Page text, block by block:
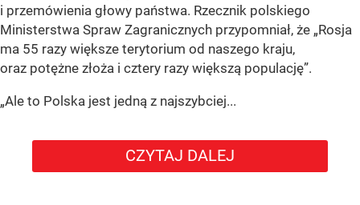
i przemówienia głowy państwa. Rzecznik polskiego
Ministerstwa Spraw Zagranicznych przypomniał, że „Rosja
ma 55 razy większe terytorium od naszego kraju,
oraz potężne złoża i cztery razy większą populację”.
„Ale to Polska jest jedną z najszybciej...
CZYTAJ DALEJ